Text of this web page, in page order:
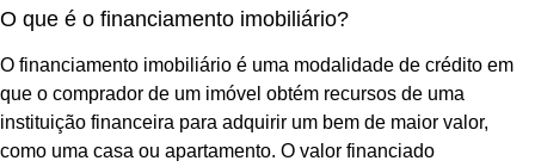
O que é o financiamento imobiliário?
O financiamento imobiliário é uma modalidade de crédito em
que o comprador de um imóvel obtém recursos de uma
instituição financeira para adquirir um bem de maior valor,
como uma casa ou apartamento. O valor financiado